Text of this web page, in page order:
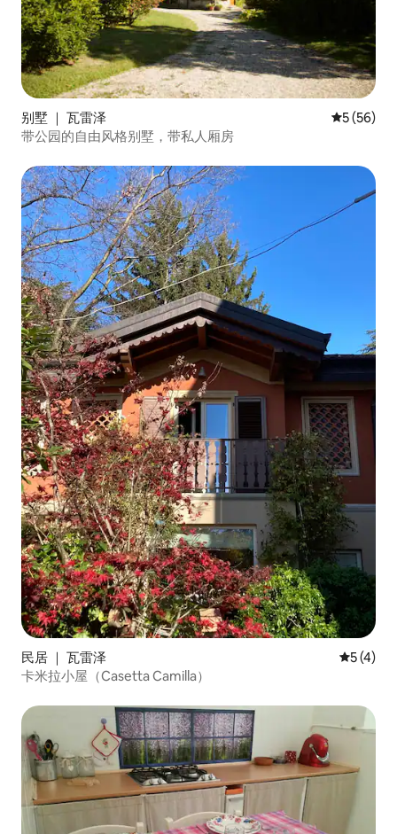
别墅 ｜ 瓦雷泽 平均评分
5 (56)
带公园的自由风格别墅，带私人厢房
民居 ｜ 瓦雷泽 平均评分
5 (4)
卡米拉小屋（Casetta Camilla）